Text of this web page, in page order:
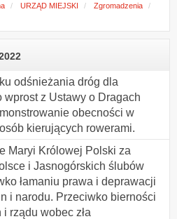
URZĄD MIEJSKI
Zgromadzenia
odśnieżania dróg dla
z Ustawy o Dragach
obecności w
kierujących rowerami.
Maryi Królowej Polski za
i Jasnogórskich ślubów
łamaniu prawa i deprawacji
i narodu. Przeciwko bierności
rządu wobec zła